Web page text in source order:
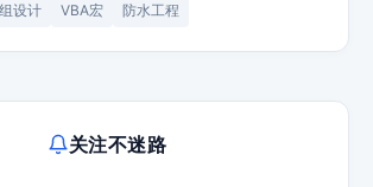
设计 VBA宏 防水工程
关注不迷路